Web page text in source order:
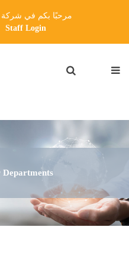
مرحبًا بكم في شركة
Staff Login